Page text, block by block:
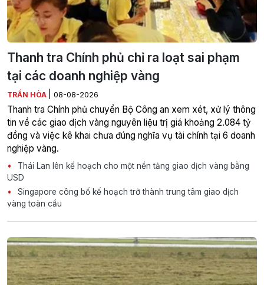
Thanh tra Chính phủ chỉ ra loạt sai phạm
tại các doanh nghiệp vàng
TRẦN HÒA 08-08-2026
Thanh tra Chính phủ chuyển Bộ Công an xem xét, xử lý thông
tin về các giao dịch vàng nguyên liệu trị giá khoảng 2.084 tỷ
đồng và việc kê khai chưa đúng nghĩa vụ tài chính tại 6 doanh
nghiệp vàng.
Thái Lan lên kế hoạch cho một nền tảng giao dịch vàng bằng
USD
Singapore công bố kế hoạch trở thành trung tâm giao dịch
vàng toàn cầu